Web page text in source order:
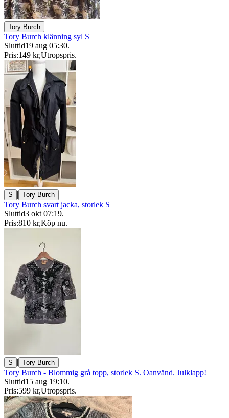
Tory Burch
Tory Burch klänning syl S
Sluttid19 aug 05:30.
Pris:149 kr,Utropspris.
S | Tory Burch
Tory Burch svart jacka, storlek S
Sluttid3 okt 07:19.
Pris:810 kr,Köp nu.
S | Tory Burch
Tory Burch - Blommig grå topp, storlek S. Oanvänd. Julklapp!
Sluttid15 aug 19:10.
Pris:599 kr,Utropspris.